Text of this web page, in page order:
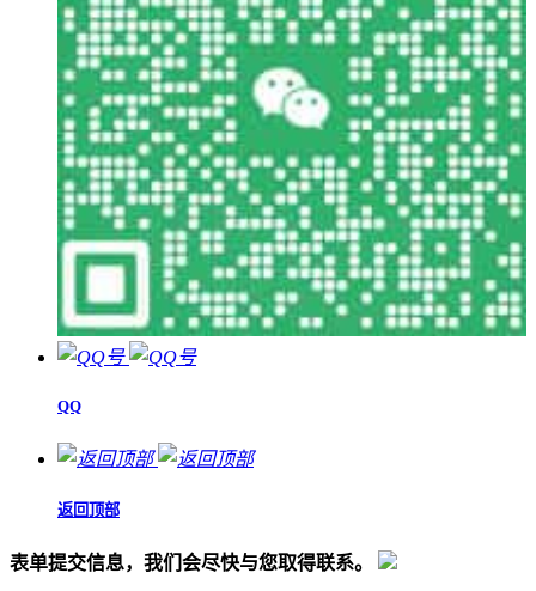
QQ
返回顶部
表单提交信息，我们会尽快与您取得联系。